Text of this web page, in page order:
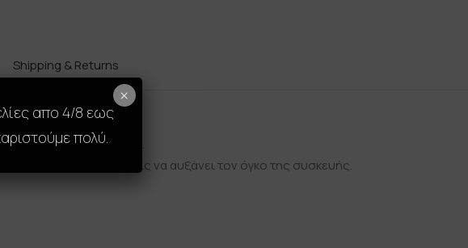
Shipping & Returns
premium design.
γρατζουνιές, χωρίς να αυξάνει τον όγκο της συσκευής.
απο 4/8 εως
πολύ.
×